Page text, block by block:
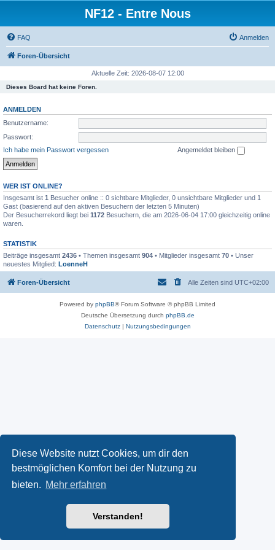
Diese Website nutzt Cookies, um dir den
bestmöglichen Komfort bei der Nutzung zu
bieten. Mehr erfahren
Verstanden!
NF12 - Entre Nous
FAQ Anmelden
Foren-Übersicht
Aktuelle Zeit: 2026-08-07 12:00
Dieses Board hat keine Foren.
ANMELDEN
Benutzername:
Passwort:
Ich habe mein Passwort vergessen
Angemeldet bleiben
WER IST ONLINE?
Insgesamt ist 1 Besucher online :: 0 sichtbare Mitglieder, 0 unsichtbare Mitglieder und 1
Gast (basierend auf den aktiven Besuchern der letzten 5 Minuten)
Der Besucherrekord liegt bei 1172 Besuchern, die am 2026-06-04 17:00 gleichzeitig online
waren.
STATISTIK
Beiträge insgesamt 2436 • Themen insgesamt 904 • Mitglieder insgesamt 70 • Unser
neuestes Mitglied: LoenneH
Foren-Übersicht Alle Zeiten sind UTC+02:00
Powered by phpBB® Forum Software © phpBB Limited
Deutsche Übersetzung durch phpBB.de
Datenschutz| Nutzungsbedingungen